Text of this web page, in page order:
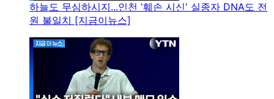
하늘도 무심하시지...인천 '훼손 시신' 실종자 DNA도 전
원 불일치 [지금이뉴스]